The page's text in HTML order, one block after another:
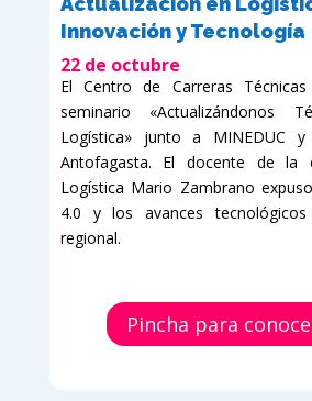
Innovación y Tecnología
22 de octubre
El Centro de Carreras
seminario «Actualizándonos
Logística» junto a MINEDUC y
Antofagasta. El docente de la
Logística Mario Zambrano
4.0 y los avances
regional.
Pincha para